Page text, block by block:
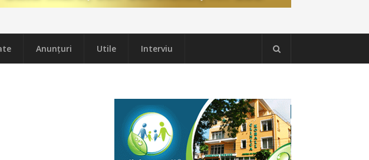
Anunțuri Utile Interviu